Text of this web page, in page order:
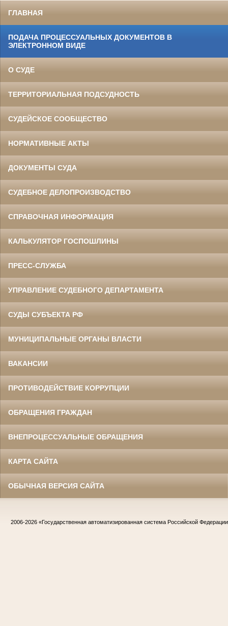
ГЛАВНАЯ
ПОДАЧА ПРОЦЕССУАЛЬНЫХ ДОКУМЕНТОВ В
ЭЛЕКТРОННОМ ВИДЕ
О СУДЕ
ТЕРРИТОРИАЛЬНАЯ ПОДСУДНОСТЬ
СУДЕЙСКОЕ СООБЩЕСТВО
НОРМАТИВНЫЕ АКТЫ
ДОКУМЕНТЫ СУДА
СУДЕБНОЕ ДЕЛОПРОИЗВОДСТВО
СПРАВОЧНАЯ ИНФОРМАЦИЯ
КАЛЬКУЛЯТОР ГОСПОШЛИНЫ
ПРЕСС-СЛУЖБА
УПРАВЛЕНИЕ СУДЕБНОГО ДЕПАРТАМЕНТА
СУДЫ СУБЪЕКТА РФ
МУНИЦИПАЛЬНЫЕ ОРГАНЫ ВЛАСТИ
ВАКАНСИИ
ПРОТИВОДЕЙСТВИЕ КОРРУПЦИИ
ОБРАЩЕНИЯ ГРАЖДАН
ВНЕПРОЦЕССУАЛЬНЫЕ ОБРАЩЕНИЯ
КАРТА САЙТА
ОБЫЧНАЯ ВЕРСИЯ САЙТА
2006-2026 «Государственная автоматизированная система Российской